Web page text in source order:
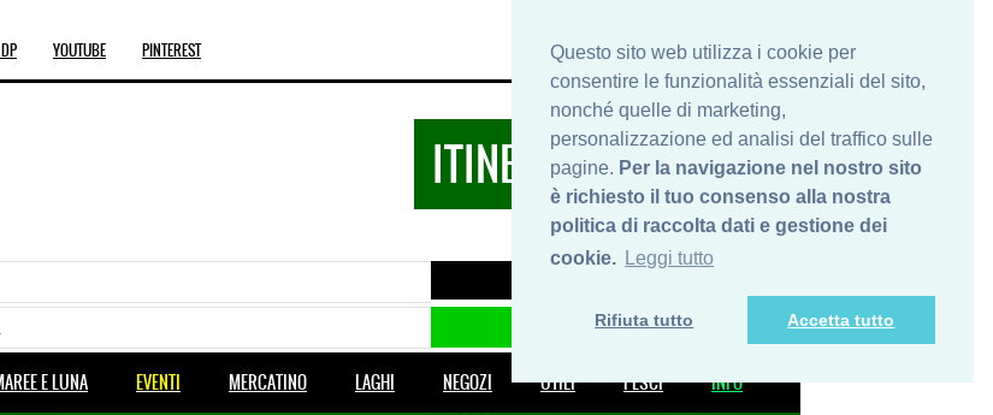
Questo sito web utilizza i cookie per
consentire le funzionalità essenziali del sito,
nonché quelle di marketing,
personalizzazione ed analisi del traffico sulle
pagine. Per la navigazione nel nostro sito
è richiesto il tuo consenso alla nostra
politica di raccolta dati e gestione dei
cookie. Leggi tutto
Rifiuta tutto Accetta tutto
YOUTUBE PINTEREST PRIVACY
SHOP
INFO
ITINERARIDIPESCA.IT
E LUNA EVENTI MERCATINO LAGHI NEGOZI UTILI PESCI INFO